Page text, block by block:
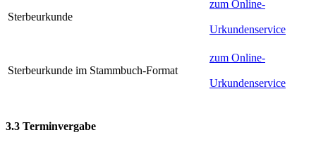
Sterbeurkunde
zum Online-
Urkundenservice
Sterbeurkunde im Stammbuch-Format
zum Online-
Urkundenservice
3.3 Terminvergabe